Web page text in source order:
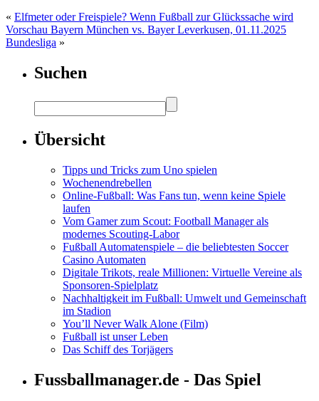
« Elfmeter oder Freispiele? Wenn Fußball zur Glückssache wird
Vorschau Bayern München vs. Bayer Leverkusen, 01.11.2025
Bundesliga »
Suchen
Übersicht
Tipps und Tricks zum Uno spielen
Wochenendrebellen
Online-Fußball: Was Fans tun, wenn keine Spiele
laufen
Vom Gamer zum Scout: Football Manager als
modernes Scouting-Labor
Fußball Automatenspiele – die beliebtesten Soccer
Casino Automaten
Digitale Trikots, reale Millionen: Virtuelle Vereine als
Sponsoren-Spielplatz
Nachhaltigkeit im Fußball: Umwelt und Gemeinschaft
im Stadion
You’ll Never Walk Alone (Film)
Fußball ist unser Leben
Das Schiff des Torjägers
Fussballmanager.de - Das Spiel